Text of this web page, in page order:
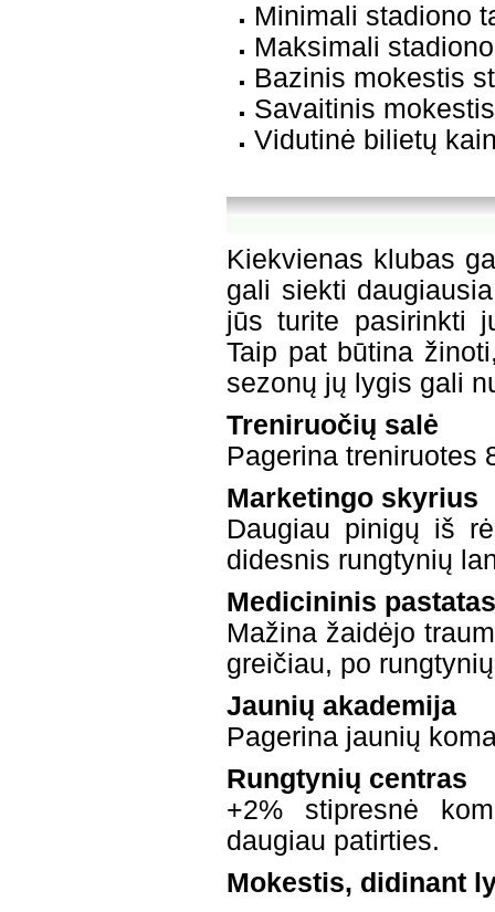
Minimali stadiono
Maksimali
Bazinis mokestis
Savaitinis
Vidutinė bilietų
Kiekvienas klubas
gali siekti
jūs turite pasirinkti
Taip pat būtina
sezonų jų lygis gali
Treniruočių salė
Pagerina treniruotes
Marketingo skyrius
Daugiau pinigų iš
didesnis rungtynių
Medicininis pastatas
Mažina žaidėjo
greičiau, po
Jaunių akademija
Pagerina jaunių
Rungtynių centras
+2% stipresnė
daugiau patirties.
Mokestis, didinant